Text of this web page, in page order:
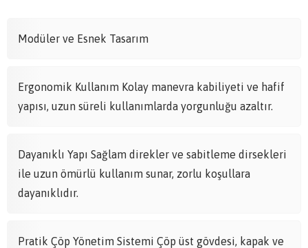
Modüler ve Esnek Tasarım
Ergonomik Kullanım Kolay manevra kabiliyeti ve hafif
yapısı, uzun süreli kullanımlarda yorgunluğu azaltır.
Dayanıklı Yapı Sağlam direkler ve sabitleme dirsekleri
ile uzun ömürlü kullanım sunar, zorlu koşullara
dayanıklıdır.
Pratik Çöp Yönetim Sistemi Çöp üst gövdesi, kapak ve